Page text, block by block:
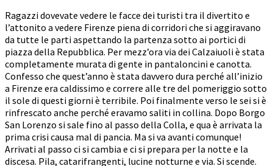
Ragazzi dovevate vedere le facce dei turisti tra il divertito e
l’attonito a vedere Firenze piena di corridori che si aggiravano
da tutte le parti aspettando la partenza sotto ai portici di
piazza della Repubblica. Per mezz’ora via dei Calzaiuoli è stata
completamente murata di gente in pantaloncini e canotta.
Confesso che quest’anno è stata davvero dura perché all’inizio
a Firenze era caldissimo e correre alle tre del pomeriggio sotto
il sole di questi giorni è terribile. Poi finalmente verso le sei si è
rinfrescato anche perché eravamo saliti in collina. Dopo Borgo
San Lorenzo si sale fino al passo della Colla, e qua è arrivata la
prima crisi causa mal di pancia. Ma si va avanti comunque!
Arrivati al passo ci si cambia e ci si prepara per la notte e la
discesa. Pila, catarifrangenti, lucine notturne e via. Si scende.